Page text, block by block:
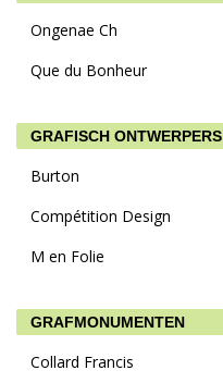
Ongenae Ch
Que du Bonheur
GRAFISCH ONTWERPERS
Burton
Compétition Design
M en Folie
GRAFMONUMENTEN
Collard Francis